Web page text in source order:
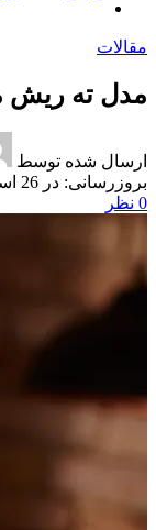
مقالات
مدل ته ریش
ارسال شده توسط
در 26 اسفند 1403
0 نظر